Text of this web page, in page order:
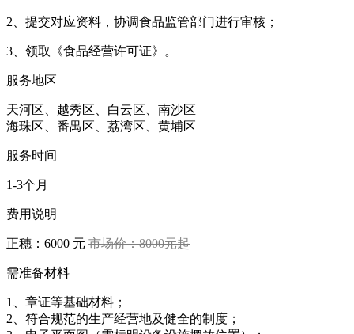
2、提交对应资料，协调食品监管部门进行审核；
3、领取《食品经营许可证》。
服务地区
天河区、越秀区、白云区、南沙区
海珠区、番禺区、荔湾区、黄埔区
服务时间
1-3个月
费用说明
正穗：6000 元 市场价：8000元起
需准备材料
1、章证等基础材料；
2、符合规范的生产经营地及健全的制度；